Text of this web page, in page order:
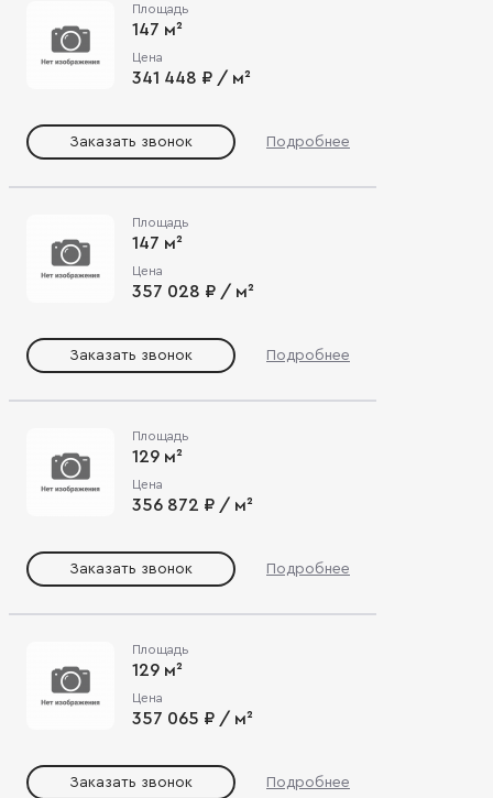
Площадь
147 м²
Цена
341 448 ₽ / м²
Заказать звонок Подробнее
Площадь
147 м²
Цена
357 028 ₽ / м²
Заказать звонок Подробнее
Площадь
129 м²
Цена
356 872 ₽ / м²
Заказать звонок Подробнее
Площадь
129 м²
Цена
357 065 ₽ / м²
Заказать звонок Подробнее